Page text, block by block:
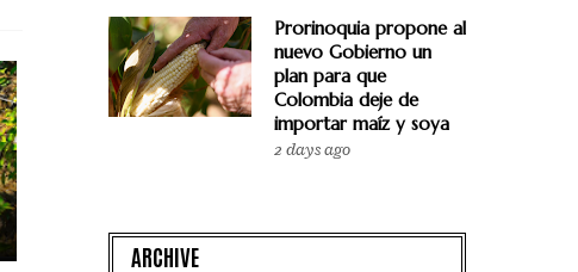
Prorinoquia propone al
nuevo Gobierno un
plan para que
Colombia deje de
importar maíz y soya
2 days ago
ARCHIVE